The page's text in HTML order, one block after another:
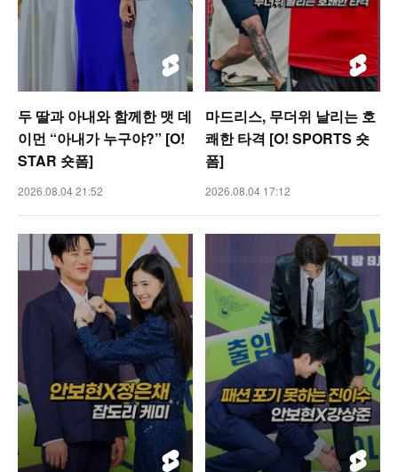
두 딸과 아내와 함께한 맷 데
이먼 “아내가 누구야?” [O!
STAR 숏폼]
2026.08.04 21:52
마드리스, 무더위 날리는 호
쾌한 타격 [O! SPORTS 숏
폼]
2026.08.04 17:12